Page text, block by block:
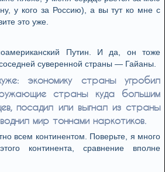
у кого за Россию), а вы тут ко мне с
это уже.
Путин. И да, он тоже
соседней суверенной страны — Гайаны.
экономику страны угробил
страны куда большим
посадил или выгнал из страны
мир тоннами наркотиков.
всем континентом. Поверьте, я много
континента, сравнение вполне